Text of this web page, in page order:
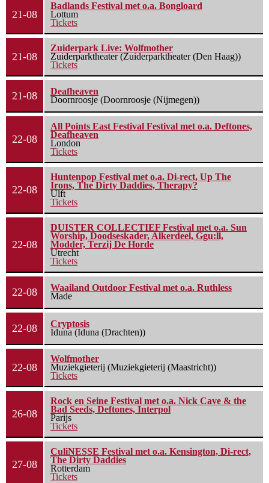
21-08
Badlands Festival met o.a. Bongloard
Lottum
Tickets
21-08
Zuiderpark Live: Wolfmother
Zuiderparktheater (Zuiderparktheater (Den Haag))
Tickets
21-08
Deafheaven
Doornroosje (Doornroosje (Nijmegen))
22-08
All Points East Festival Festival met o.a. Deftones,
Deafheaven
London
Tickets
22-08
Huntenpop Festival met o.a. Di-rect, Up The
Irons, The Dirty Daddies, Therapy?
Ulft
Tickets
22-08
DUISTER COLLECTIEF Festival met o.a. Sun
Worship, Doodseskader, Alkerdeel, Ggu:ll,
Modder, Terzij De Horde
Utrecht
Tickets
22-08
Waailand Outdoor Festival met o.a. Ruthless
Made
22-08
Cryptosis
Iduna (Iduna (Drachten))
22-08
Wolfmother
Muziekgieterij (Muziekgieterij (Maastricht))
Tickets
26-08
Rock en Seine Festival met o.a. Nick Cave & the
Bad Seeds, Deftones, Interpol
Parijs
Tickets
27-08
CuliNESSE Festival met o.a. Kensington, Di-rect,
The Dirty Daddies
Rotterdam
Tickets